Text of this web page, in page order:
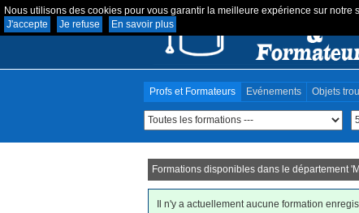
Nous utilisons des cookies pour vous garantir la meilleure expérience sur
J'accepte
Je refuse En savoir plus
Profs et Formateurs Evénements Objets
Formations disponibles dans le département '
Il n'y a actuellement aucune formation